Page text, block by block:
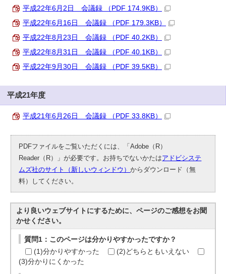
平成22年6月2日 会議録 （PDF 174.9KB）
平成22年6月16日 会議録 （PDF 179.3KB）
平成22年8月23日 会議録 （PDF 40.2KB）
平成22年8月31日 会議録 （PDF 40.1KB）
平成22年9月30日 会議録 （PDF 39.5KB）
平成21年度
平成21年6月26日 会議録 （PDF 33.8KB）
PDFファイルをご覧いただくには、「Adobe（R）
Reader（R）」が必要です。お持ちでないかたはアドビシステ
ムズ社のサイト（新しいウィンドウ）からダウンロード（無
料）してください。
より良いウェブサイトにするために、ページのご感想をお聞
かせください。
質問1：このページは分かりやすかったですか？
(1)分かりやすかった
(2)どちらともいえない
(3)分かりにくかった